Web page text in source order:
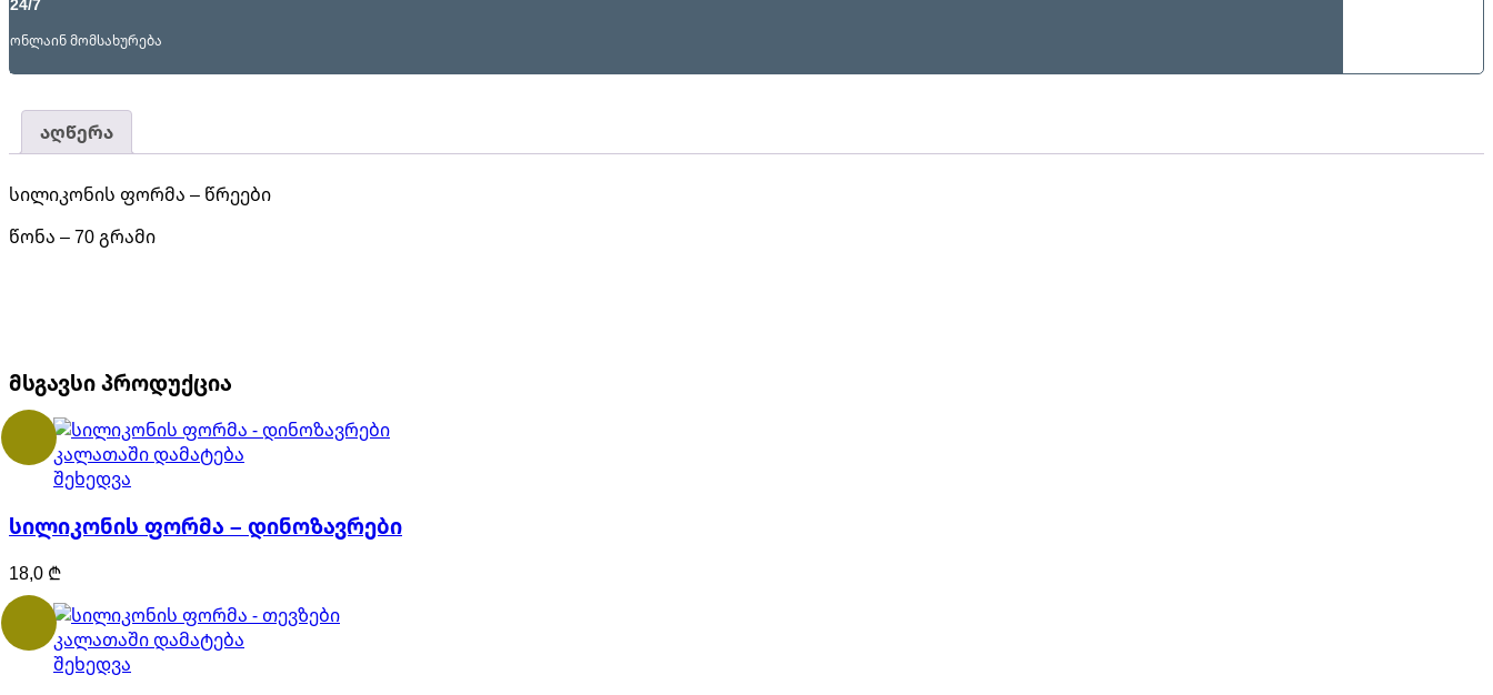
ონლაინ მომსახურება
აღწერა
სილიკონის ფორმა – წრეები
წონა – 70 გრამი
მსგავსი პროდუქცია
კალათაში დამატება
შეხედვა
სილიკონის ფორმა – დინოზავრები
18,0 ₾
კალათაში დამატება
შეხედვა